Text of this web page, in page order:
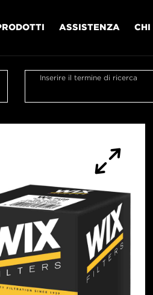
ASSISTENZA CHI
Inserire il termine di ricerca